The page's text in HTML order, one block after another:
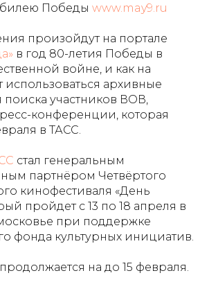
Победы www.may9.ru
произойдут на портале
в год 80-летия Победы в
войне, и как на
использоваться архивные
участников ВОВ,
конференции, которая
в ТАСС.
стал генеральным
партнёром Четвёртого
кинофестиваля «День
пройдет с 13 по 18 апреля в
при поддержке
фонда культурных инициатив.
на до 15 февраля.